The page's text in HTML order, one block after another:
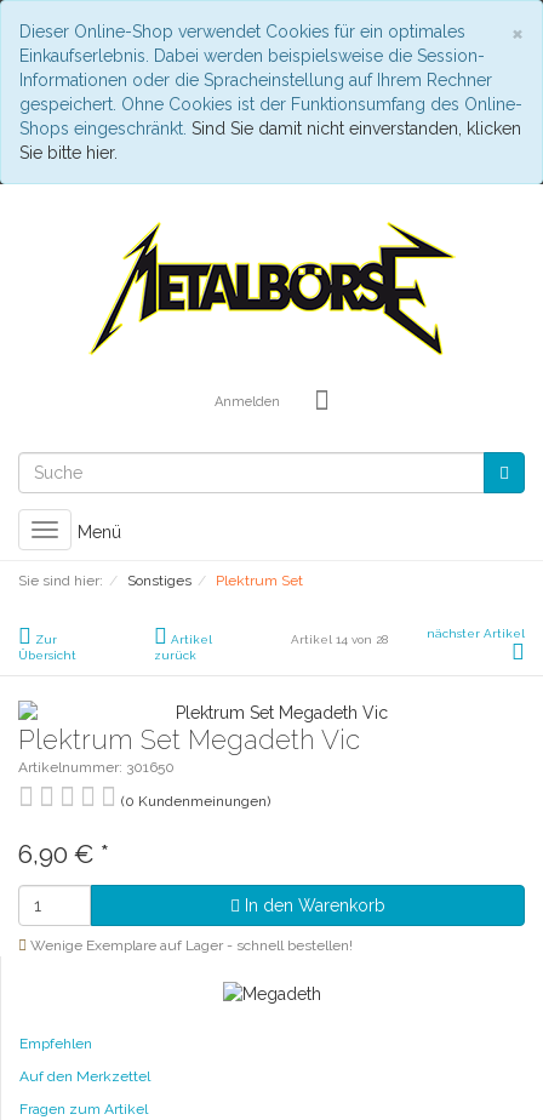
×
Dieser Online-Shop verwendet Cookies für ein optimales
Einkaufserlebnis. Dabei werden beispielsweise die Session-
Informationen oder die Spracheinstellung auf Ihrem Rechner
gespeichert. Ohne Cookies ist der Funktionsumfang des Online-
Shops eingeschränkt. Sind Sie damit nicht einverstanden, klicken
Sie bitte hier.
Anmelden
Toggle
navigation
Menü
Sie sind hier: Sonstiges Plektrum Set
Zur
Übersicht
Artikel
zurück
Artikel 14 von 28 nächster Artikel
Plektrum Set Megadeth Vic
Artikelnummer: 301650
(0 Kundenmeinungen)
6,90 € *
In den Warenkorb
Wenige Exemplare auf Lager - schnell bestellen!
Empfehlen
Auf den Merkzettel
Fragen zum Artikel